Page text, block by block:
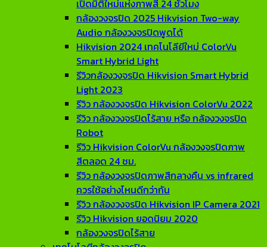
เปิดมิติใหม่แห่งภาพสี 24 ชั่วโมง
กล้องวงจรปิด 2025 Hikvision Two-way
Audio กล้องวงจรปิดพูดได้
Hikvision 2024 เทคโนโลียีใหม่ ColorVu
Smart Hybrid Light
รีวิวกล้องวงจรปิด Hikvision Smart Hybrid
Light 2023
รีวิว กล้องวงจรปิด Hikvision ColorVu 2022
รีวิว กล้องวงจรปิดไร้สาย หรือ กล้องวงจรปิด
Robot
รีวิว Hikvision ColorVu กล้องวงจรปิดภาพ
สีตลอด 24 ชม.
รีวิว กล้องวงจรปิดภาพสีกลางคืน vs infrared
ควรใช้อย่างไหนดีกว่ากัน
รีวิว กล้องวงจรปิด Hikvision IP Camera 2021
รีวิว Hikvision ยอดนิยม 2020
กล้องวงจรปิดไร้สาย